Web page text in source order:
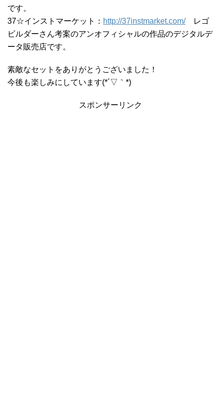
です。
37☆インストマーケット： http://37instmarket.com/レゴ
ビルダーさん考案のアンオフィシャルの作品のデジタルデ
ータ販売店です。
素敵なセットをありがとうございました！
今後も楽しみにしています(*´▽｀*)
スポンサーリンク